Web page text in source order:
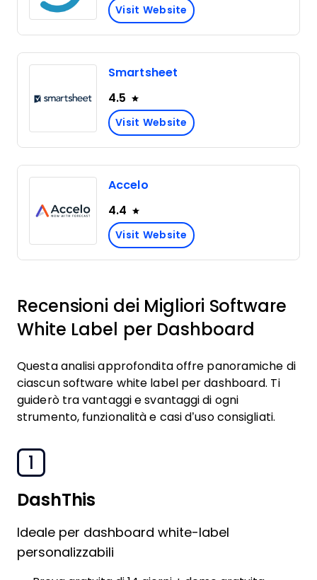
Visit Website
Smartsheet
4.5
Visit Website
Accelo
4.4
Visit Website
Recensioni dei Migliori Software
White Label per Dashboard
Questa analisi approfondita offre panoramiche di
ciascun software white label per dashboard. Ti
guiderò tra vantaggi e svantaggi di ogni
strumento, funzionalità e casi d’uso consigliati.
1
DashThis
Ideale per dashboard white-label
personalizzabili